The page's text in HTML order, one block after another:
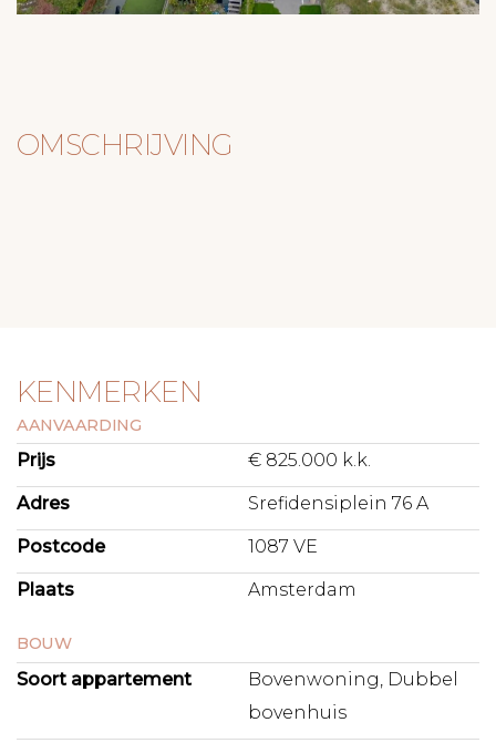
OMSCHRIJVING
KENMERKEN
AANVAARDING
Prijs € 825.000 k.k.
Adres Srefidensiplein 76 A
Postcode 1087 VE
Plaats Amsterdam
BOUW
Soort appartement
Bovenwoning, Dubbel
bovenhuis